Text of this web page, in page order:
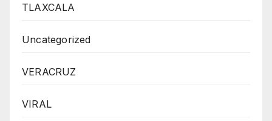
TLAXCALA
Uncategorized
VERACRUZ
VIRAL